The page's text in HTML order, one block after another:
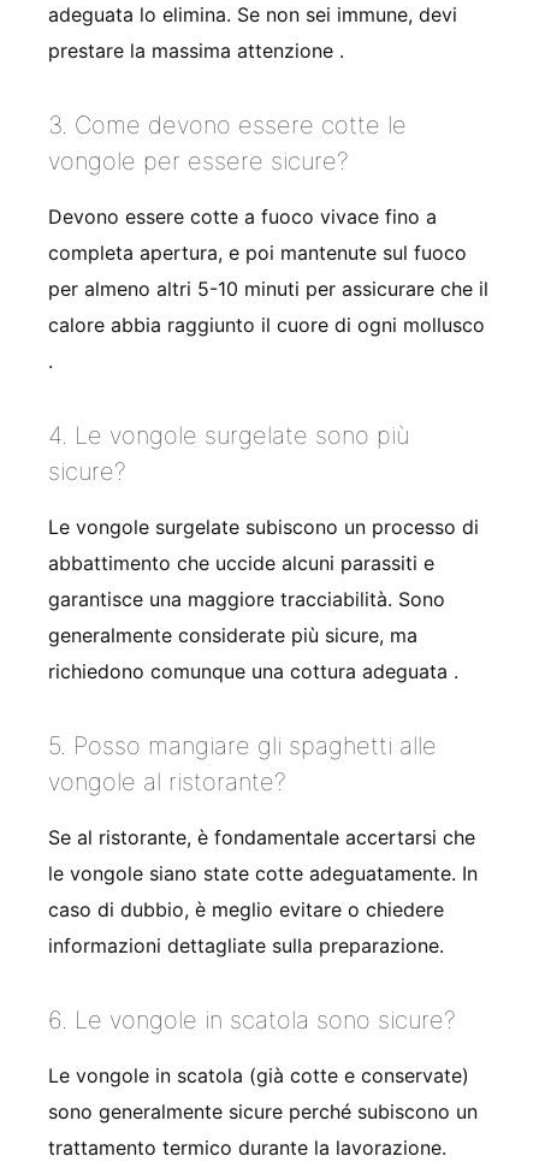
adeguata lo elimina. Se non sei immune, devi
prestare la massima attenzione .
3. Come devono essere cotte le
vongole per essere sicure?
Devono essere cotte a fuoco vivace fino a
completa apertura, e poi mantenute sul fuoco
per almeno altri 5-10 minuti per assicurare che il
calore abbia raggiunto il cuore di ogni mollusco
.
4. Le vongole surgelate sono più
sicure?
Le vongole surgelate subiscono un processo di
abbattimento che uccide alcuni parassiti e
garantisce una maggiore tracciabilità. Sono
generalmente considerate più sicure, ma
richiedono comunque una cottura adeguata .
5. Posso mangiare gli spaghetti alle
vongole al ristorante?
Se al ristorante, è fondamentale accertarsi che
le vongole siano state cotte adeguatamente. In
caso di dubbio, è meglio evitare o chiedere
informazioni dettagliate sulla preparazione.
6. Le vongole in scatola sono sicure?
Le vongole in scatola (già cotte e conservate)
sono generalmente sicure perché subiscono un
trattamento termico durante la lavorazione.